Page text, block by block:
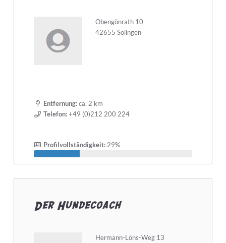
Obengönrath 10
42655 Solingen
Entfernung:ca. 2 km
Telefon:+49 (0)212 200 224
Profilvollständigkeit:29%
Der Hundecoach
Hermann-Löns-Weg 13